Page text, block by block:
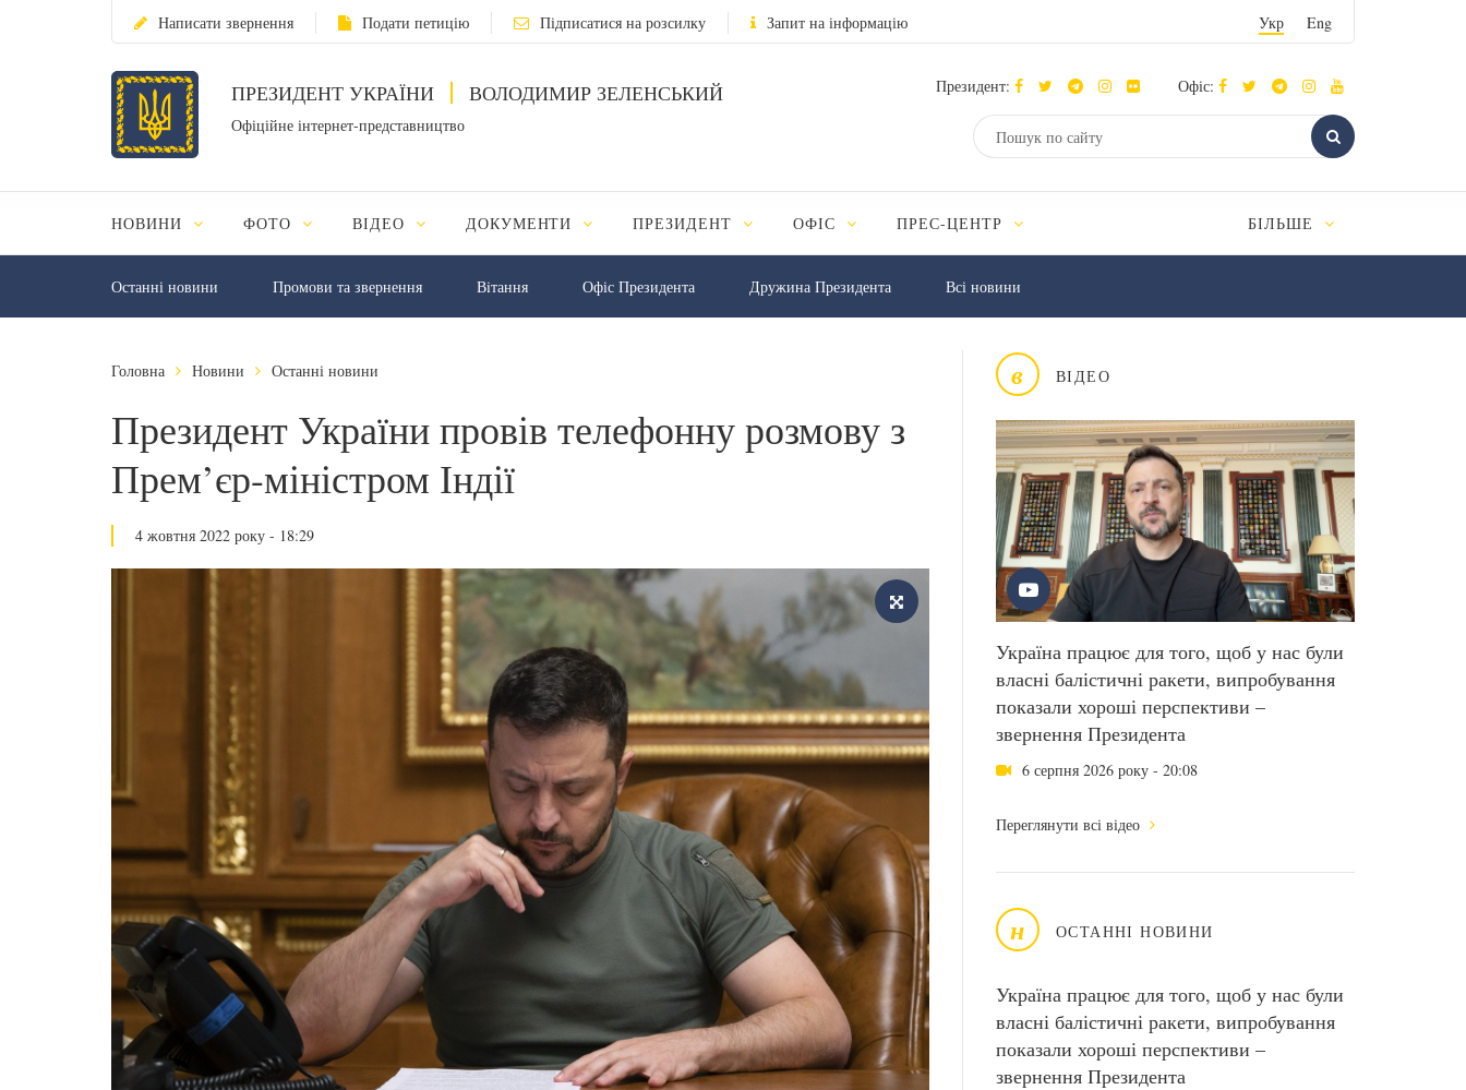
Написати звернення Подати петицію Підписатися на розсилку Запит на інформацію Укр Eng
ПРЕЗИДЕНТ УКРАЇНИ ВОЛОДИМИР ЗЕЛЕНСЬКИЙ
Офіційне інтернет-представництво
Президент: Офіс:
НОВИНИ ФОТО ВІДЕО ДОКУМЕНТИ ПРЕЗИДЕНТ ОФІС ПРЕС-ЦЕНТР БІЛЬШЕ
Останні новини Промови та звернення Вiтання Офіс Президента Дружина Президента Всі новини
в ВІДЕО
Україна працює для того, щоб у нас були
власні балістичні ракети, випробування
показали хороші перспективи –
звернення Президента
6 серпня 2026 року - 20:08
Переглянути всі відео
н ОСТАННІ НОВИНИ
Україна працює для того, щоб у нас були
власні балістичні ракети, випробування
показали хороші перспективи –
звернення Президента
Головна Новини Останні новини
Президент України провів телефонну розмову з
Прем’єр-міністром Індії
4 жовтня 2022 року - 18:29